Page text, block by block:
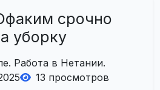
срочно
уборку
Работа в Нетании.
13 просмотров